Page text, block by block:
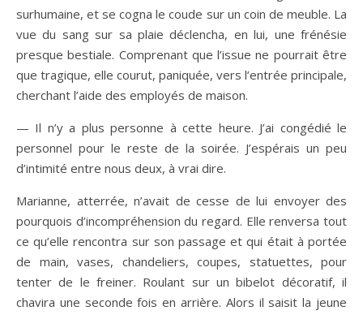
surhumaine, et se cogna le coude sur un coin de meuble. La
vue du sang sur sa plaie déclencha, en lui, une frénésie
presque bestiale. Comprenant que l’issue ne pourrait être
que tragique, elle courut, paniquée, vers l’entrée principale,
cherchant l’aide des employés de maison.
— Il n’y a plus personne à cette heure. J’ai congédié le
personnel pour le reste de la soirée. J’espérais un peu
d’intimité entre nous deux, à vrai dire.
Marianne, atterrée, n’avait de cesse de lui envoyer des
pourquois d’incompréhension du regard. Elle renversa tout
ce qu’elle rencontra sur son passage et qui était à portée
de main, vases, chandeliers, coupes, statuettes, pour
tenter de le freiner. Roulant sur un bibelot décoratif, il
chavira une seconde fois en arrière. Alors il saisit la jeune